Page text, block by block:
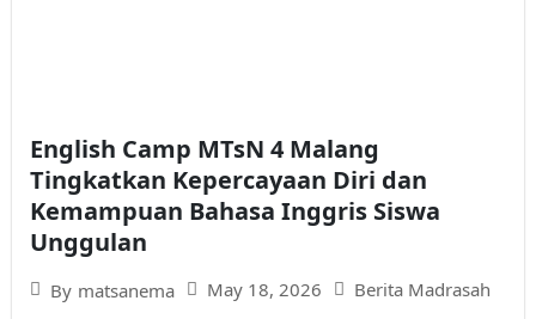
English Camp MTsN 4 Malang
Tingkatkan Kepercayaan Diri dan
Kemampuan Bahasa Inggris Siswa
Unggulan
By matsanema May 18, 2026 Berita Madrasah